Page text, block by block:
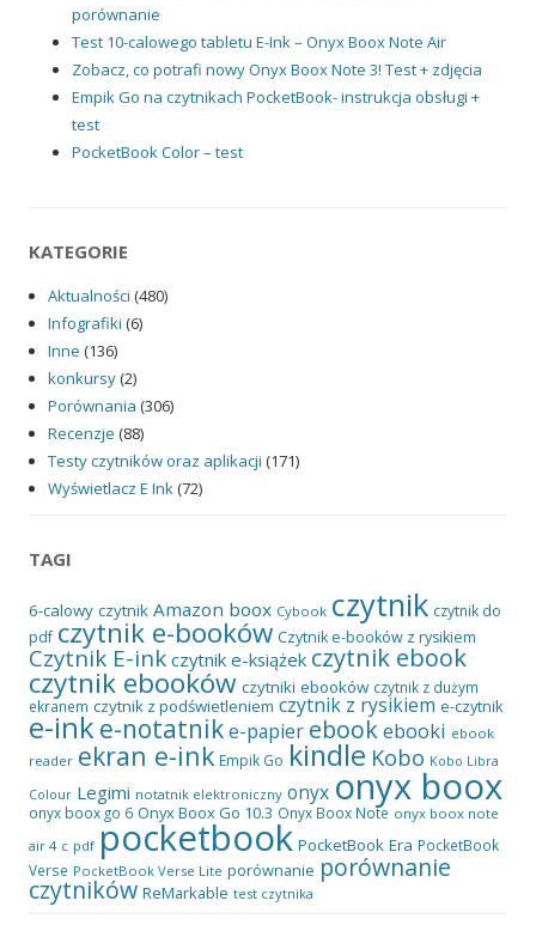
porównanie
Test 10-calowego tabletu E-Ink – Onyx Boox Note Air
Zobacz, co potrafi nowy Onyx Boox Note 3! Test + zdjęcia
Empik Go na czytnikach PocketBook- instrukcja obsługi +
test
PocketBook Color – test
KATEGORIE
Aktualności (480)
Infografiki (6)
Inne (136)
konkursy(2)
Porównania (306)
Recenzje (88)
Testy czytników oraz aplikacji (171)
Wyświetlacz E Ink(72)
TAGI
6-calowy czytnik Amazon boox Cybook czytnik czytnik do
pdf czytnik e-booków Czytnik e-booków z rysikiem
Czytnik E-ink czytnik e-książek czytnik ebook
czytnik ebooków czytniki ebooków czytnik z dużym
ekranem czytnik z podświetleniem czytnik z rysikiem e-czytnik
e-ink e-notatnike-papier ebookebooki ebook
reader ekran e-ink Empik Go kindle Kobo Kobo Libra
Colour Legimi notatnik elektroniczny onyx onyx boox
onyx boox go 6 Onyx Boox Go 10.3 Onyx Boox Note onyx boox note
air 4 c pdf pocketbook PocketBook Era PocketBook
Verse PocketBook Verse Lite porównanie porównanie
czytników ReMarkable test czytnika